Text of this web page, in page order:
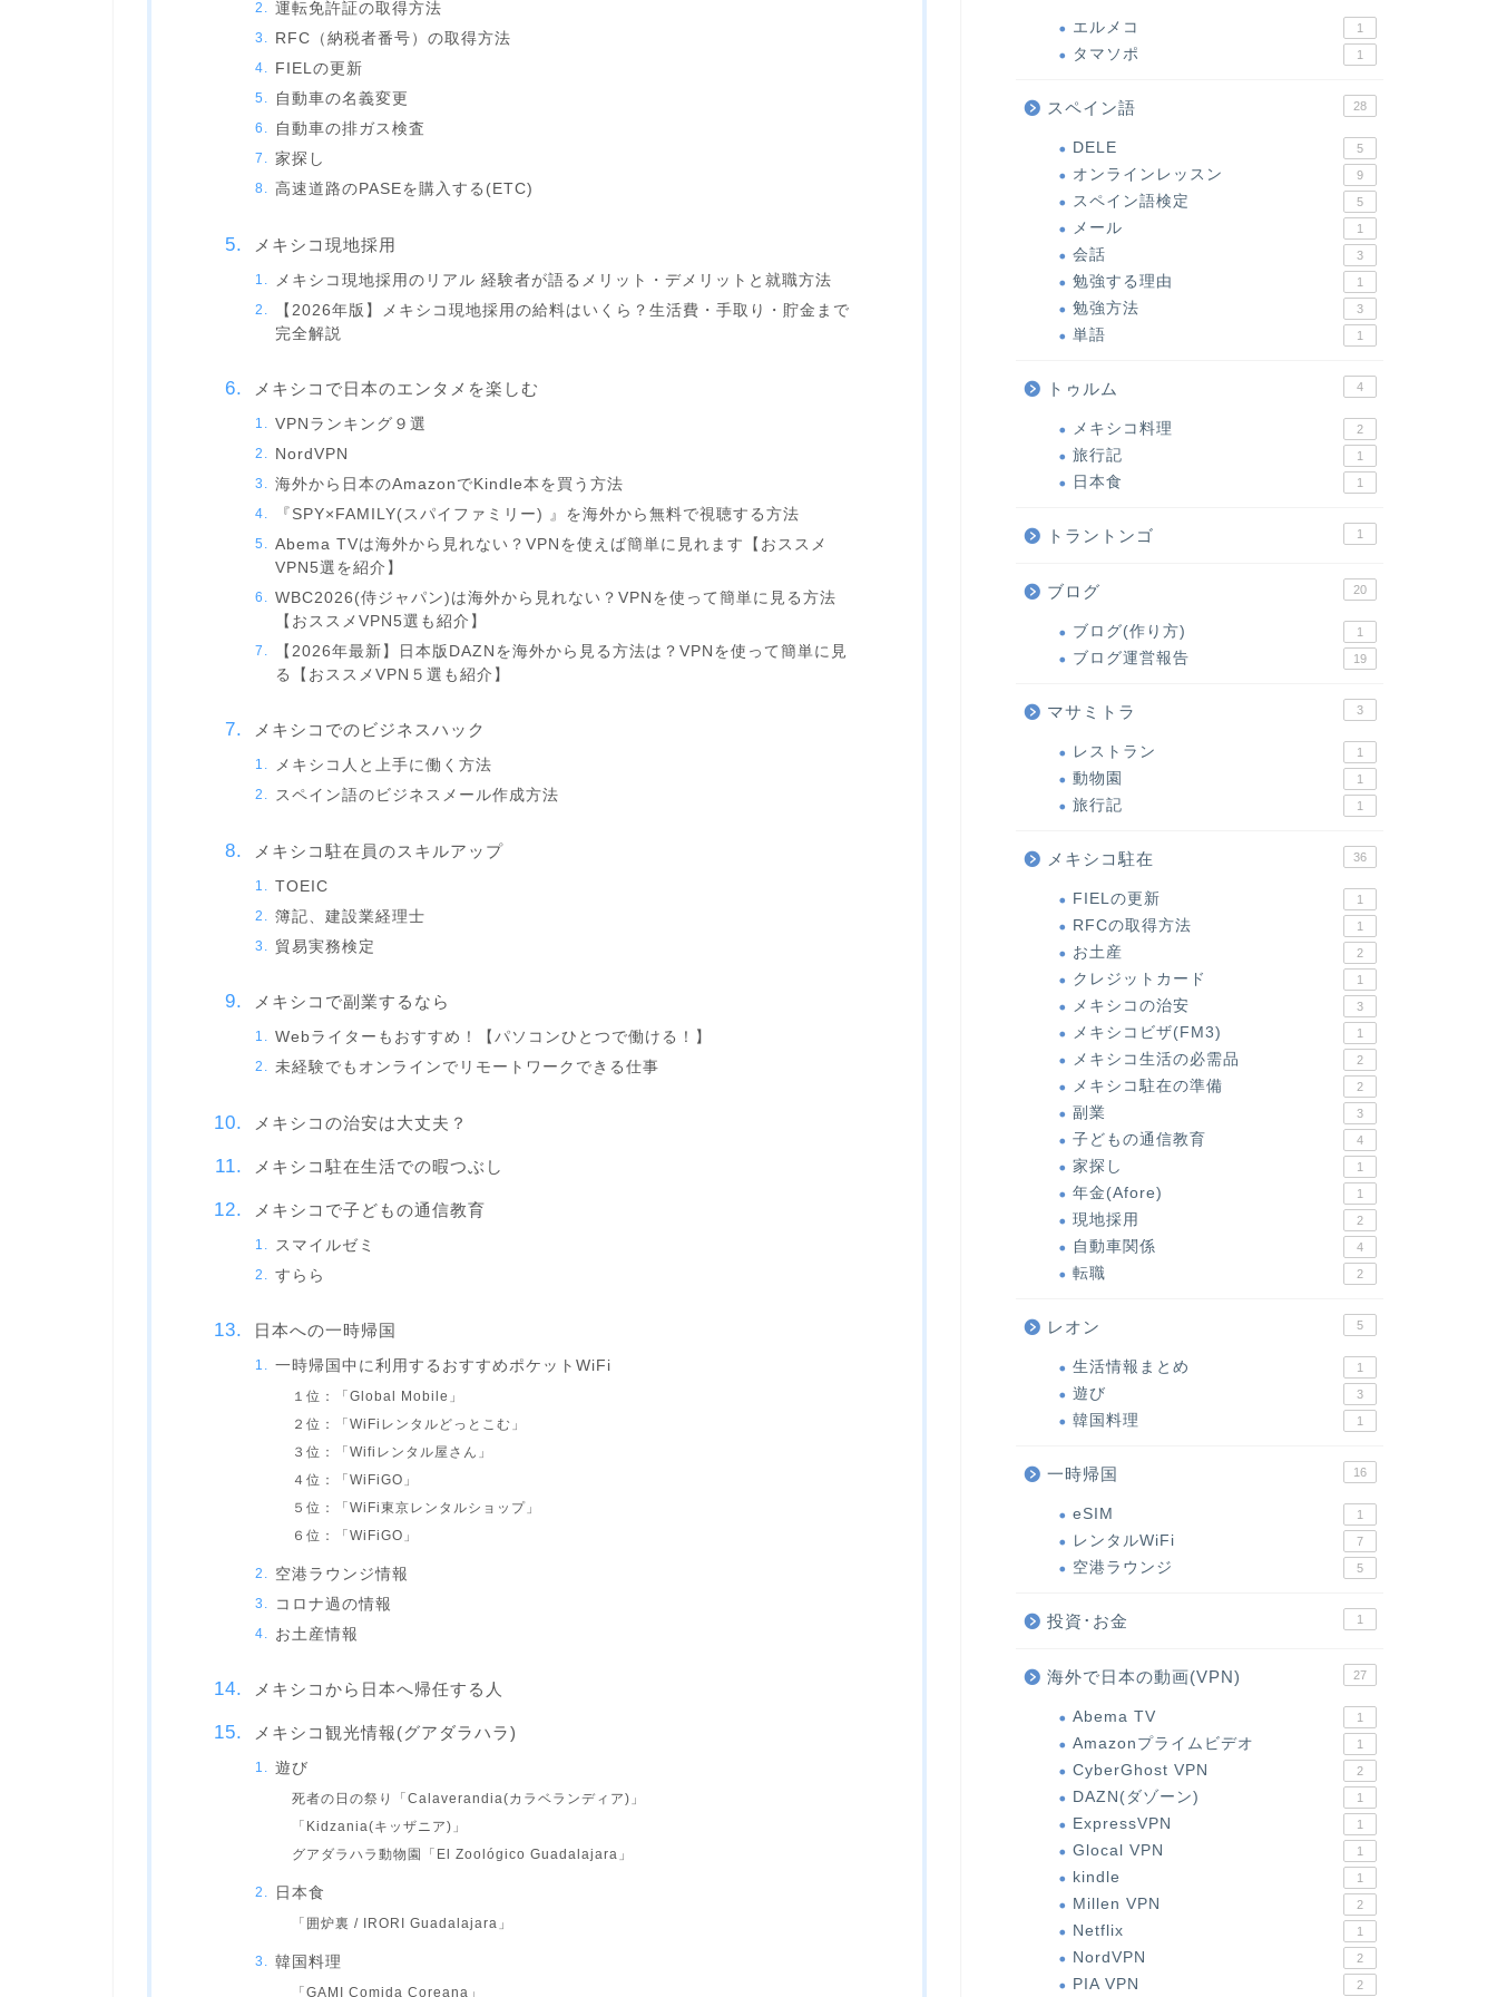
運転免許証の取得方法
RFC（納税者番号）の取得方法
FIELの更新
自動車の名義変更
自動車の排ガス検査
家探し
高速道路のPASEを購入する(ETC)
メキシコ現地採用
メキシコ現地採用のリアル 経験者が語るメリット・デメリットと就職方法
【2026年版】メキシコ現地採用の給料はいくら？生活費・手取り・貯金まで
完全解説
メキシコで日本のエンタメを楽しむ
VPNランキング９選
NordVPN
海外から日本のAmazonでKindle本を買う方法
『SPY×FAMILY(スパイファミリー) 』を海外から無料で視聴する方法
Abema TVは海外から見れない？VPNを使えば簡単に見れます【おススメ
VPN5選を紹介】
WBC2026(侍ジャパン)は海外から見れない？VPNを使って簡単に見る方法
【おススメVPN5選も紹介】
【2026年最新】日本版DAZNを海外から見る方法は？VPNを使って簡単に見
る【おススメVPN５選も紹介】
メキシコでのビジネスハック
メキシコ人と上手に働く方法
スペイン語のビジネスメール作成方法
メキシコ駐在員のスキルアップ
TOEIC
簿記、建設業経理士
貿易実務検定
メキシコで副業するなら
Webライターもおすすめ！【パソコンひとつで働ける！】
未経験でもオンラインでリモートワークできる仕事
メキシコの治安は大丈夫？
メキシコ駐在生活での暇つぶし
メキシコで子どもの通信教育
スマイルゼミ
すらら
日本への一時帰国
一時帰国中に利用するおすすめポケットWiFi
１位：「Global Mobile」
２位：「WiFiレンタルどっとこむ」
３位：「Wifiレンタル屋さん」
４位：「WiFiGO」
５位：「WiFi東京レンタルショップ」
６位：「WiFiGO」
空港ラウンジ情報
コロナ過の情報
お土産情報
メキシコから日本へ帰任する人
メキシコ観光情報(グアダラハラ)
遊び
死者の日の祭り「Calaverandia(カラベランディア)」
「Kidzania(キッザニア)」
グアダラハラ動物園「El Zoológico Guadalajara」
日本食
「囲炉裏 / IRORI Guadalajara」
韓国料理
「GAMI Comida Coreana」
エルメコ 1
タマソポ 1
スペイン語 28
DELE 5
オンラインレッスン 9
スペイン語検定 5
メール 1
会話 3
勉強する理由 1
勉強方法 3
単語 1
トゥルム 4
メキシコ料理 2
旅行記 1
日本食 1
トラントンゴ 1
ブログ 20
ブログ(作り方) 1
ブログ運営報告 19
マサミトラ 3
レストラン 1
動物園 1
旅行記 1
メキシコ駐在 36
FIELの更新 1
RFCの取得方法 1
お土産 2
クレジットカード 1
メキシコの治安 3
メキシコビザ(FM3) 1
メキシコ生活の必需品 2
メキシコ駐在の準備 2
副業 3
子どもの通信教育 4
家探し 1
年金(Afore) 1
現地採用 2
自動車関係 4
転職 2
レオン 5
生活情報まとめ 1
遊び 3
韓国料理 1
一時帰国 16
eSIM 1
レンタルWiFi 7
空港ラウンジ 5
投資･お金 1
海外で日本の動画(VPN) 27
Abema TV 1
Amazonプライムビデオ 1
CyberGhost VPN 2
DAZN(ダゾーン) 1
ExpressVPN 1
Glocal VPN 1
kindle 1
Millen VPN 2
Netflix 1
NordVPN 2
PIA VPN 2